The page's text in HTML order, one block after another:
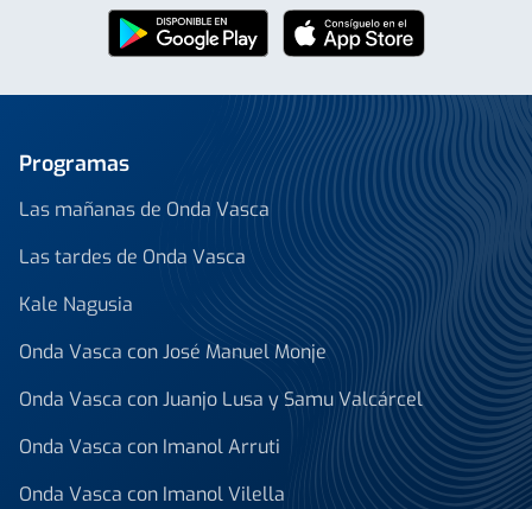
Programas
Las mañanas de Onda Vasca
Las tardes de Onda Vasca
Kale Nagusia
Onda Vasca con José Manuel Monje
Onda Vasca con Juanjo Lusa y Samu Valcárcel
Onda Vasca con Imanol Arruti
Onda Vasca con Imanol Vilella